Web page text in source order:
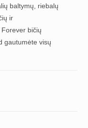
baltymų, riebalų
ir
bičių
gautumėte visų